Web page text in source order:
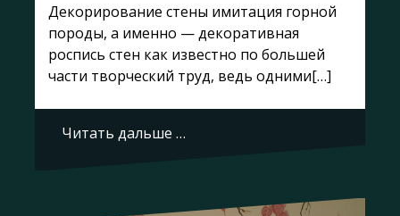
Декорирование стены имитация горной
породы, а именно — декоративная
роспись стен как известно по большей
части творческий труд, ведь одними[…]
Читать дальше …